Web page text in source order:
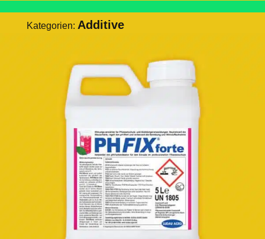
Kategorien: Additive